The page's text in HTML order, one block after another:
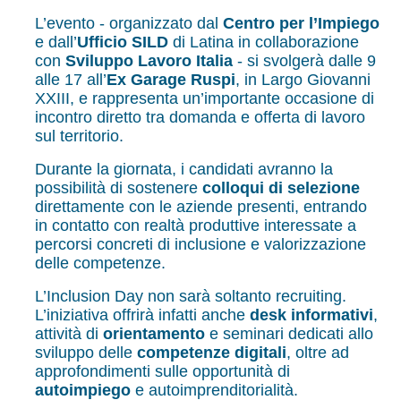
L’evento - organizzato dal Centro per l’Impiego
e dall’Ufficio SILD di Latina in collaborazione
con Sviluppo Lavoro Italia - si svolgerà dalle 9
alle 17 all’Ex Garage Ruspi, in Largo Giovanni
XXIII, e rappresenta un’importante occasione di
incontro diretto tra domanda e offerta di lavoro
sul territorio.
Durante la giornata, i candidati avranno la
possibilità di sostenere colloqui di selezione
direttamente con le aziende presenti, entrando
in contatto con realtà produttive interessate a
percorsi concreti di inclusione e valorizzazione
delle competenze.
L’Inclusion Day non sarà soltanto recruiting.
L’iniziativa offrirà infatti anche desk informativi,
attività di orientamento e seminari dedicati allo
sviluppo delle competenze digitali, oltre ad
approfondimenti sulle opportunità di
autoimpiego e autoimprenditorialità.